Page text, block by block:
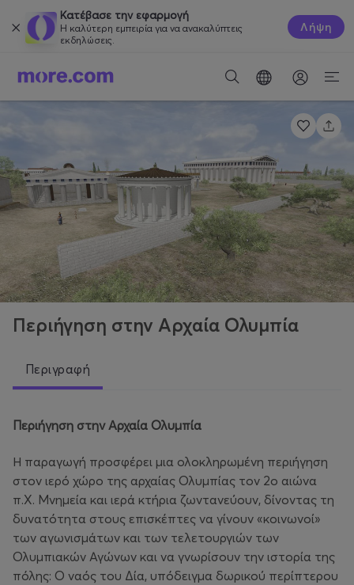
Κατέβασε την εφαρμογή
Η καλύτερη εμπειρία για να ανακαλύπτεις
εκδηλώσεις.
Λήψη
Περιήγηση στην Αρχαία Ολυμπία
Περιγραφή
Περιήγηση στην Αρχαία Ολυμπία
Η παραγωγή προσφέρει μια ολοκληρωμένη περιήγηση
στον ιερό χώρο της αρχαίας Ολυμπίας τον 2ο αιώνα
π.Χ. Μνημεία και ιερά κτήρια ζωντανεύουν, δίνοντας τη
δυνατότητα στους επισκέπτες να γίνουν «κοινωνοί»
των αγωνισμάτων και των τελετουργιών των
Ολυμπιακών Αγώνων και να γνωρίσουν την ιστορία της
πόλης: Ο ναός του Δία, υπόδειγμα δωρικού περίπτερου